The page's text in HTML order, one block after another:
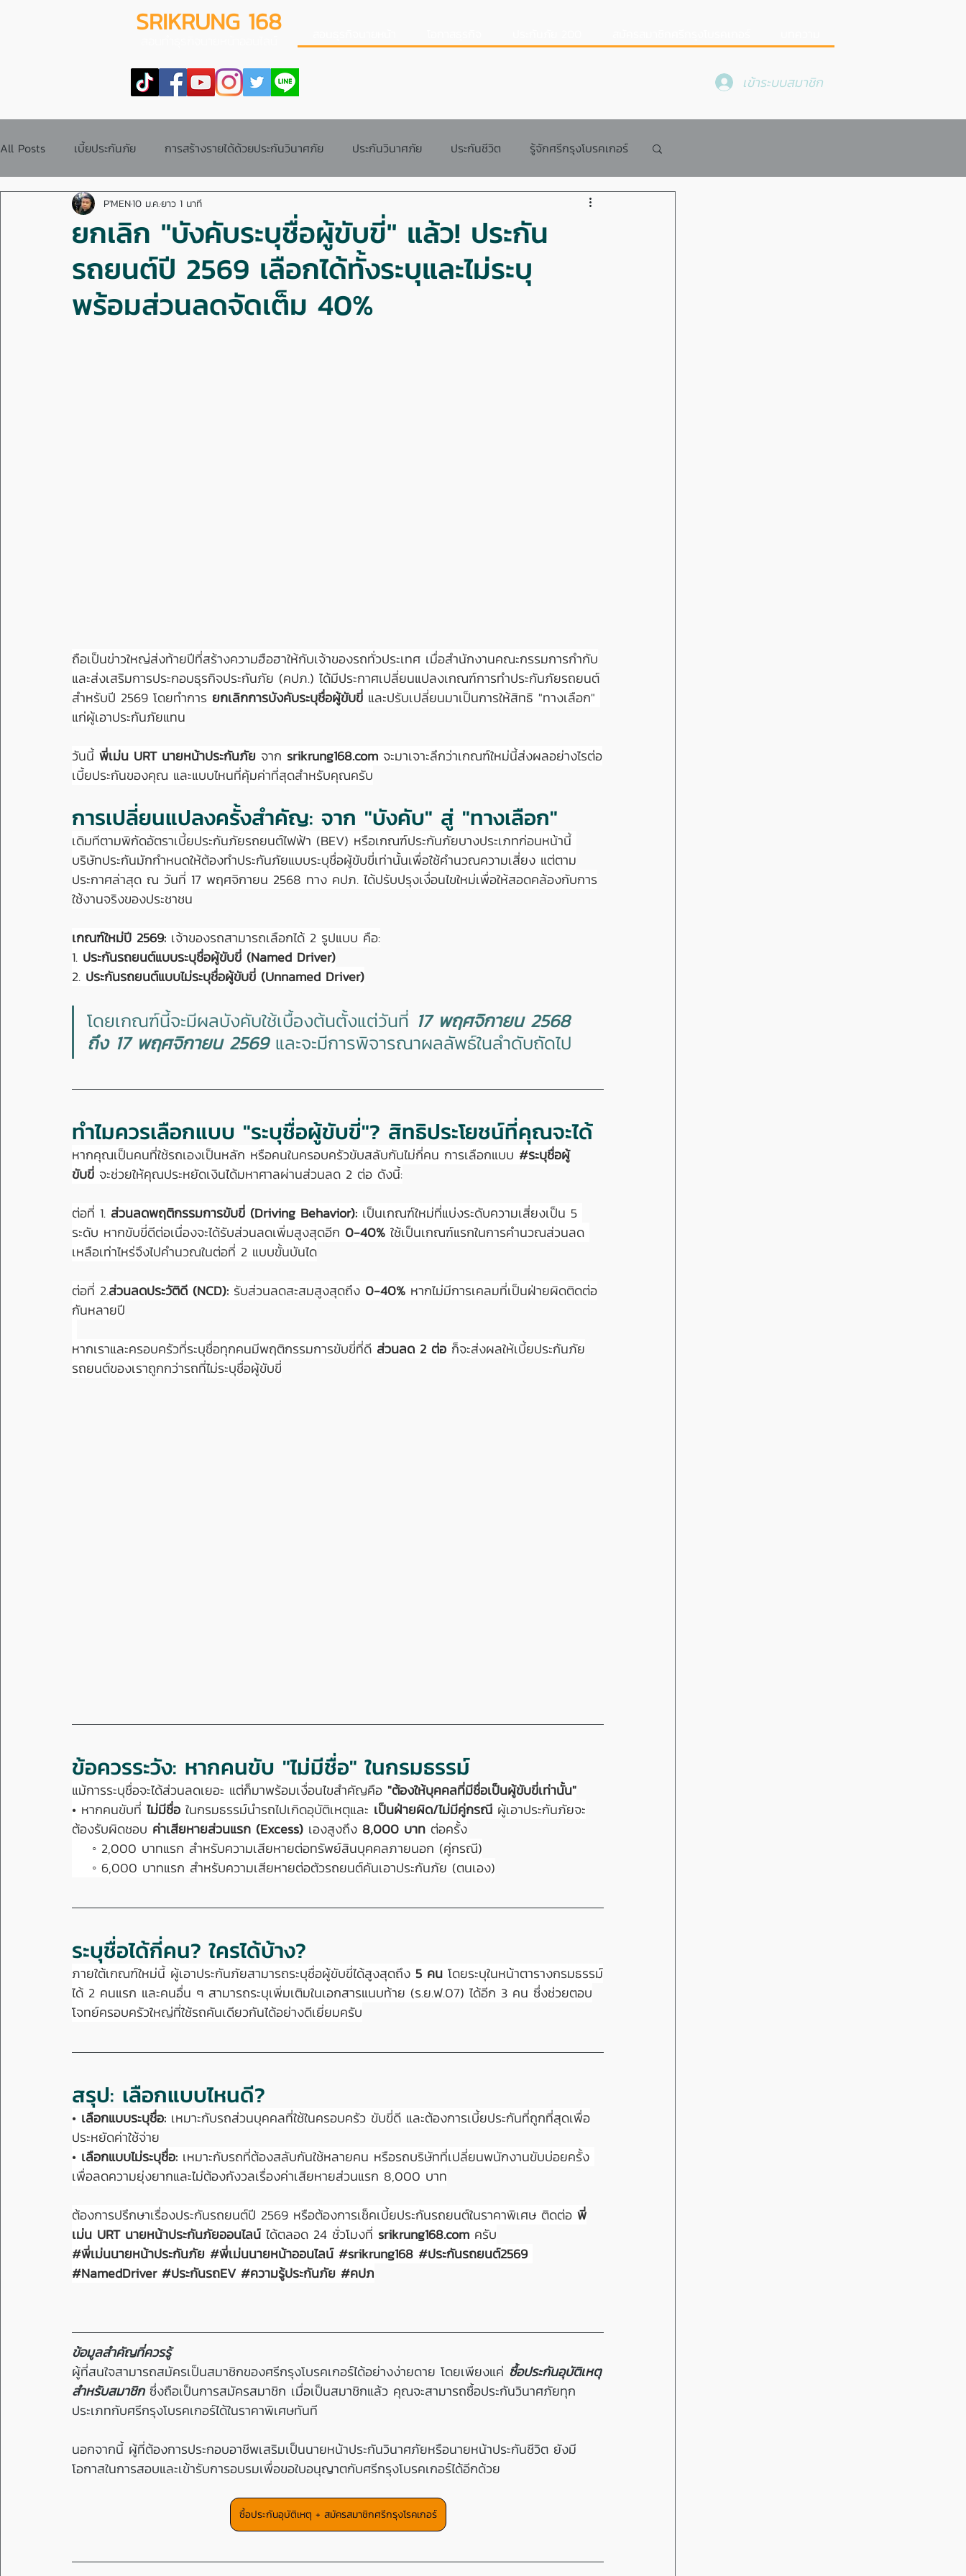
SRIKRUNG 168
เข้าระบบสมาชิก
All Posts เบี้ยประกันภัย การสร้างรายได้ด้วยประกันวินาศภัย ประกันวินาศภัย ประกันชีวิต รู้จักศรีกรุงโบรคเกอร์
ข้อสอบบัตรนายหน้าประกันวินาศภัย
คู่มือการทำงาน การซื้อประกันภัย
ยกเลิก "บังคับระบุชื่อผู้ขับขี่" แล้ว! ประกัน
รถยนต์ปี 2569 เลือกได้ทั้งระบุและไม่ระบุ
พร้อมส่วนลดจัดเต็ม 40%
P'MEN10 ม.ค.ยาว 1 นาที
ถือเป็นข่าวใหญ่ส่งท้ายปีที่สร้างความฮือฮาให้กับเจ้าของรถทั่วประเทศ เมื่อสำนักงานคณะกรรมการกำกับ
และส่งเสริมการประกอบธุรกิจประกันภัย (คปภ.) ได้มีประกาศเปลี่ยนแปลงเกณฑ์การทำประกันภัยรถยนต์
สำหรับปี 2569 โดยทำการ ยกเลิกการบังคับระบุชื่อผู้ขับขี่ และปรับเปลี่ยนมาเป็นการให้สิทธิ "ทางเลือก"
แก่ผู้เอาประกันภัยแทน
วันนี้ พี่เม่น URT นายหน้าประกันภัย จาก srikrung168.com จะมาเจาะลึกว่าเกณฑ์ใหม่นี้ส่งผลอย่างไรต่อ
เบี้ยประกันของคุณ และแบบไหนที่คุ้มค่าที่สุดสำหรับคุณครับ
การเปลี่ยนแปลงครั้งสำคัญ: จาก "บังคับ" สู่ "ทางเลือก"
เดิมทีตามพิกัดอัตราเบี้ยประกันภัยรถยนต์ไฟฟ้า (BEV) หรือเกณฑ์ประกันภัยบางประเภทก่อนหน้านี้
บริษัทประกันมักกำหนดให้ต้องทำประกันภัยแบบระบุชื่อผู้ขับขี่เท่านั้นเพื่อใช้คำนวณความเสี่ยง แต่ตาม
ประกาศล่าสุด ณ วันที่ 17 พฤศจิกายน 2568 ทาง คปภ. ได้ปรับปรุงเงื่อนไขใหม่เพื่อให้สอดคล้องกับการ
ใช้งานจริงของประชาชน
เกณฑ์ใหม่ปี 2569: เจ้าของรถสามารถเลือกได้ 2 รูปแบบ คือ:
1. ประกันรถยนต์แบบระบุชื่อผู้ขับขี่ (Named Driver)
2. ประกันรถยนต์แบบไม่ระบุชื่อผู้ขับขี่ (Unnamed Driver)
โดยเกณฑ์นี้จะมีผลบังคับใช้เบื้องต้นตั้งแต่วันที่ 17 พฤศจิกายน 2568
ถึง 17 พฤศจิกายน 2569 และจะมีการพิจารณาผลลัพธ์ในลำดับถัดไป
ทำไมควรเลือกแบบ "ระบุชื่อผู้ขับขี่"? สิทธิประโยชน์ที่คุณจะได้
หากคุณเป็นคนที่ใช้รถเองเป็นหลัก หรือคนในครอบครัวขับสลับกันไม่กี่คน การเลือกแบบ #ระบุชื่อผู้
ขับขี่ จะช่วยให้คุณประหยัดเงินได้มหาศาลผ่านส่วนลด 2 ต่อ ดังนี้:
ต่อที่ 1. ส่วนลดพฤติกรรมการขับขี่ (Driving Behavior): เป็นเกณฑ์ใหม่ที่แบ่งระดับความเสี่ยงเป็น 5
ระดับ หากขับขี่ดีต่อเนื่องจะได้รับส่วนลดเพิ่มสูงสุดอีก 0-40% ใช้เป็นเกณฑ์แรกในการคำนวณส่วนลด
เหลือเท่าไหร่จึงไปคำนวณในต่อที่ 2 แบบขั้นบันได
ต่อที่ 2.ส่วนลดประวัติดี (NCD): รับส่วนลดสะสมสูงสุดถึง 0-40% หากไม่มีการเคลมที่เป็นฝ่ายผิดติดต่อ
กันหลายปี
หากเราและครอบครัวที่ระบุชื่อทุกคนมีพฤติกรรมการขับขี่ที่ดี ส่วนลด 2 ต่อ ก็จะส่งผลให้เบี้ยประกันภัย
รถยนต์ของเราถูกกว่ารถที่ไม่ระบุชื่อผู้ขับขี่
ข้อควรระวัง: หากคนขับ "ไม่มีชื่อ" ในกรมธรรม์
แม้การระบุชื่อจะได้ส่วนลดเยอะ แต่ก็มาพร้อมเงื่อนไขสำคัญคือ "ต้องให้บุคคลที่มีชื่อเป็นผู้ขับขี่เท่านั้น"
• หากคนขับที่ ไม่มีชื่อ ในกรมธรรม์นำรถไปเกิดอุบัติเหตุและ เป็นฝ่ายผิด/ไม่มีคู่กรณี ผู้เอาประกันภัยจะ
ต้องรับผิดชอบ ค่าเสียหายส่วนแรก (Excess) เองสูงถึง 8,000 บาท ต่อครั้ง
◦ 2,000 บาทแรก สำหรับความเสียหายต่อทรัพย์สินบุคคลภายนอก (คู่กรณี)
◦ 6,000 บาทแรก สำหรับความเสียหายต่อตัวรถยนต์คันเอาประกันภัย (ตนเอง)
ระบุชื่อได้กี่คน? ใครได้บ้าง?
ภายใต้เกณฑ์ใหม่นี้ ผู้เอาประกันภัยสามารถระบุชื่อผู้ขับขี่ได้สูงสุดถึง 5 คน โดยระบุในหน้าตารางกรมธรรม์
ได้ 2 คนแรก และคนอื่น ๆ สามารถระบุเพิ่มเติมในเอกสารแนบท้าย (ร.ย.ฟ.07) ได้อีก 3 คน ซึ่งช่วยตอบ
โจทย์ครอบครัวใหญ่ที่ใช้รถคันเดียวกันได้อย่างดีเยี่ยมครับ
สรุป: เลือกแบบไหนดี?
• เลือกแบบระบุชื่อ: เหมาะกับรถส่วนบุคคลที่ใช้ในครอบครัว ขับขี่ดี และต้องการเบี้ยประกันที่ถูกที่สุดเพื่อ
ประหยัดค่าใช้จ่าย
• เลือกแบบไม่ระบุชื่อ: เหมาะกับรถที่ต้องสลับกันใช้หลายคน หรือรถบริษัทที่เปลี่ยนพนักงานขับบ่อยครั้ง
เพื่อลดความยุ่งยากและไม่ต้องกังวลเรื่องค่าเสียหายส่วนแรก 8,000 บาท
ต้องการปรึกษาเรื่องประกันรถยนต์ปี 2569 หรือต้องการเช็คเบี้ยประกันรถยนต์ในราคาพิเศษ ติดต่อ พี่
เม่น URT นายหน้าประกันภัยออนไลน์ ได้ตลอด 24 ชั่วโมงที่ srikrung168.com ครับ
#พี่เม่นนายหน้าประกันภัย #พี่เม่นนายหน้าออนไลน์ #srikrung168 #ประกันรถยนต์2569
#NamedDriver #ประกันรถEV #ความรู้ประกันภัย #คปภ
ข้อมูลสำคัญที่ควรรู้
ผู้ที่สนใจสามารถสมัครเป็นสมาชิกของศรีกรุงโบรคเกอร์ได้อย่างง่ายดาย โดยเพียงแค่ ซื้อประกันอุบัติเหตุ
สำหรับสมาชิก ซึ่งถือเป็นการสมัครสมาชิก เมื่อเป็นสมาชิกแล้ว คุณจะสามารถซื้อประกันวินาศภัยทุก
ประเภทกับศรีกรุงโบรคเกอร์ได้ในราคาพิเศษทันที
นอกจากนี้ ผู้ที่ต้องการประกอบอาชีพเสริมเป็นนายหน้าประกันวินาศภัยหรือนายหน้าประกันชีวิต ยังมี
โอกาสในการสอบและเข้ารับการอบรมเพื่อขอใบอนุญาตกับศรีกรุงโบรคเกอร์ได้อีกด้วย
ซื้อประกันอุบัติเหตุ + สมัครสมาชิกศรีกรุงโรคเกอร์